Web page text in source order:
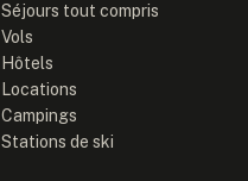
Séjours tout compris
Vols
Hôtels
Locations
Campings
Stations de ski